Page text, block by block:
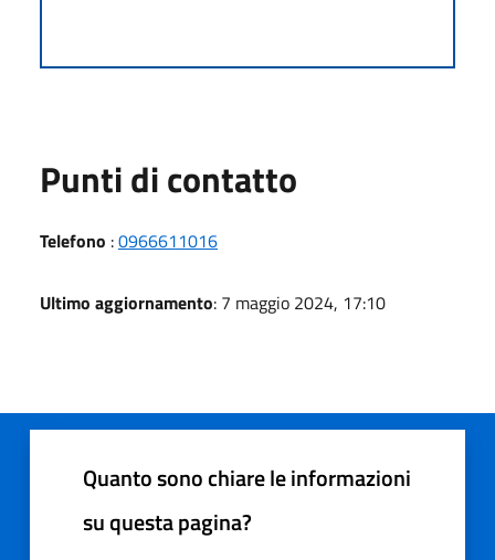
Punti di contatto
Telefono :0966611016
Ultimo aggiornamento: 7 maggio 2024, 17:10
Quanto sono chiare le informazioni
su questa pagina?